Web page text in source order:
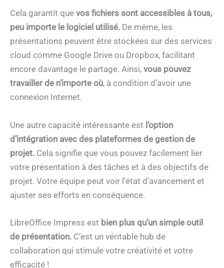
Cela garantit que vos fichiers sont accessibles à tous,
peu importe le logiciel utilisé. De même, les
présentations peuvent être stockées sur des services
cloud comme Google Drive ou Dropbox, facilitant
encore davantage le partage. Ainsi, vous pouvez
travailler de n’importe où, à condition d’avoir une
connexion Internet.
Une autre capacité intéressante est l’option
d’intégration avec des plateformes de gestion de
projet. Cela signifie que vous pouvez facilement lier
votre présentation à des tâches et à des objectifs de
projet. Votre équipe peut voir l’état d’avancement et
ajuster ses efforts en conséquence.
LibreOffice Impress est bien plus qu’un simple outil
de présentation. C’est un véritable hub de
collaboration qui stimule votre créativité et votre
efficacité !